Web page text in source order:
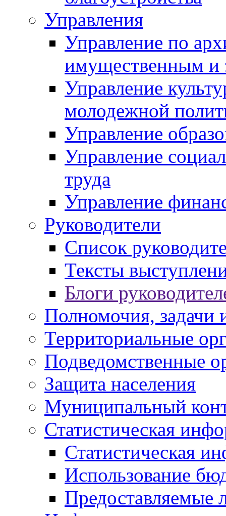
Управления
Управление по
имущественным и
Управление
молодежной
Управление
Управление
труда
Управление
Руководители
Список
Тексты
Блоги
Полномочия, задачи
Территориальные
Подведомственные
Защита населения
Муниципальный
Статистическая
Статистическая
Использование
Предоставляемые